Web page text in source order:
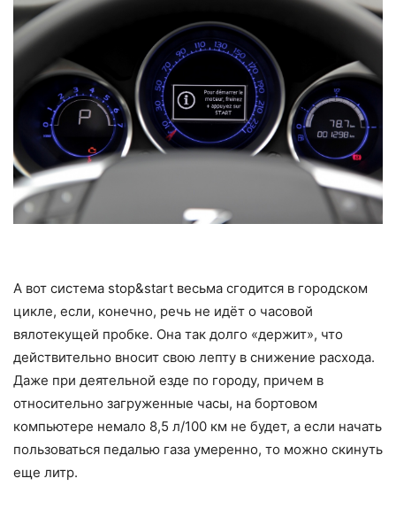
А вот система stop&start весьма сгодится в городском
цикле, если, конечно, речь не идёт о часовой
вялотекущей пробке. Она так долго «держит», что
действительно вносит свою лепту в снижение расхода.
Даже при деятельной езде по городу, причем в
относительно загруженные часы, на бортовом
компьютере немало 8,5 л/100 км не будет, а если начать
пользоваться педалью газа умеренно, то можно скинуть
еще литр.